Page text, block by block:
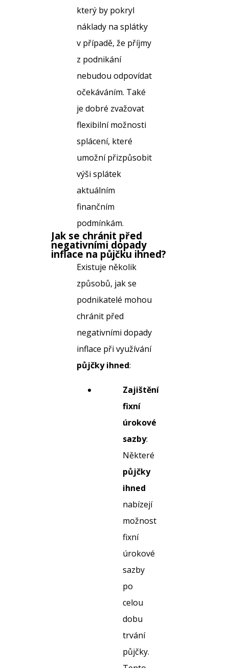
který by pokryl
náklady na splátky
v případě, že příjmy
z podnikání
nebudou odpovídat
očekáváním. Také
je dobré zvažovat
flexibilní možnosti
splácení, které
umožní přizpůsobit
výši splátek
aktuálním
finančním
podmínkám.
Jak se chránit před
negativními dopady
inflace na půjčku ihned?
Existuje několik
způsobů, jak se
podnikatelé mohou
chránit před
negativními dopady
inflace při využívání
půjčky ihned:
Zajištění
fixní
úrokové
sazby:
Některé
půjčky
ihned
nabízejí
možnost
fixní
úrokové
sazby
po
celou
dobu
trvání
půjčky.